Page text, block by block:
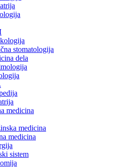
stomatologija
dela
medicina
medicina
medicina
sistem